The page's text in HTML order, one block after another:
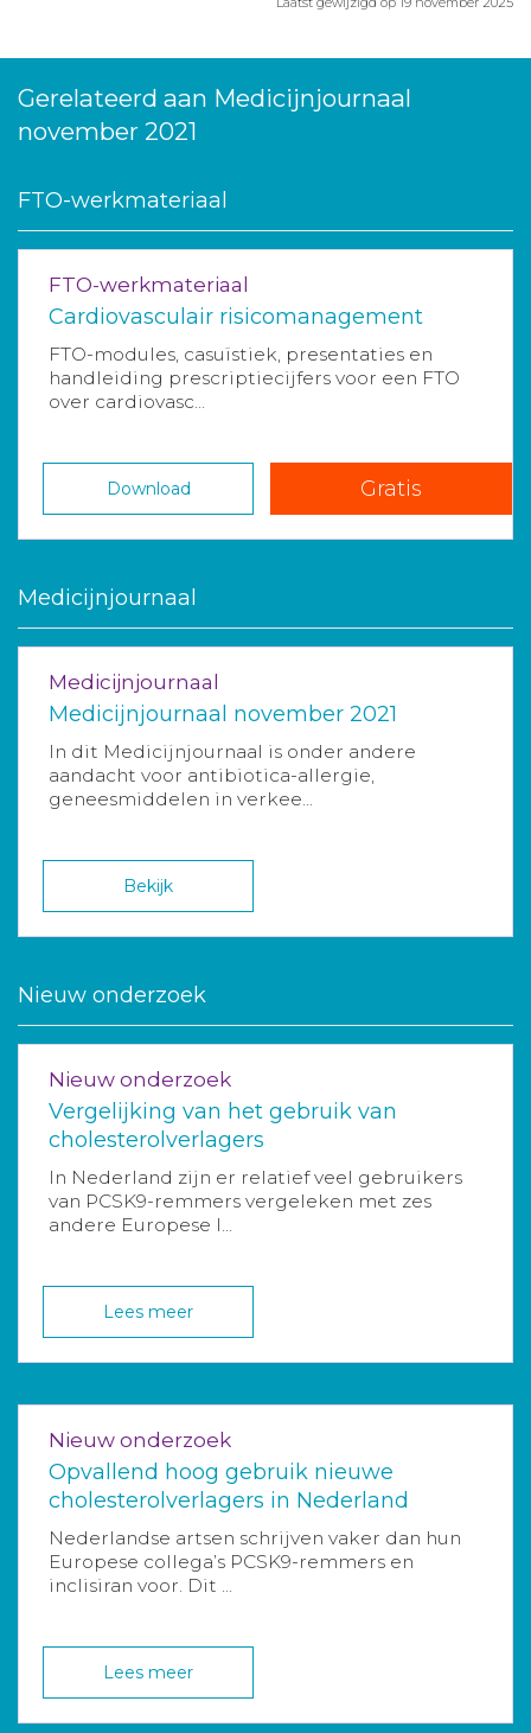
Gerelateerd aan Medicijnjournaal
november 2021
FTO-werkmateriaal
FTO-werkmateriaal
Cardiovasculair risicomanagement
FTO-modules, casuïstiek, presentaties en
handleiding prescriptiecijfers voor een FTO
over cardiovasc...
Download Gratis
Medicijnjournaal
Medicijnjournaal
Medicijnjournaal november 2021
In dit Medicijnjournaal is onder andere
aandacht voor antibiotica-allergie,
geneesmiddelen in verkee...
Bekijk
Nieuw onderzoek
Nieuw onderzoek
Vergelijking van het gebruik van
cholesterolverlagers
In Nederland zijn er relatief veel gebruikers
van PCSK9-remmers vergeleken met zes
andere Europese l...
Lees meer
Nieuw onderzoek
Opvallend hoog gebruik nieuwe
cholesterolverlagers in Nederland
Nederlandse artsen schrijven vaker dan hun
Europese collega’s PCSK9-remmers en
inclisiran voor. Dit ...
Lees meer